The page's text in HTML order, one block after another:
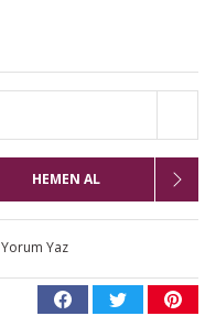
HEMEN AL
Yorum Yaz